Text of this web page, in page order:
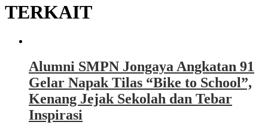
TERKAIT
Alumni SMPN Jongaya Angkatan 91
Gelar Napak Tilas “Bike to School”,
Kenang Jejak Sekolah dan Tebar
Inspirasi